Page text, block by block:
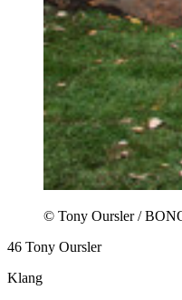
© Tony Oursler /
46 Tony Oursler
Klang